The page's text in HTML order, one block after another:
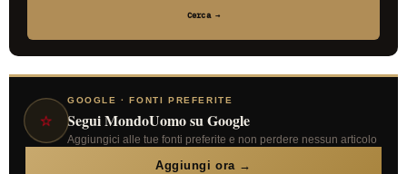
Cerca →
⭐
GOOGLE · FONTI PREFERITE
Segui MondoUomo su Google
Aggiungici alle tue fonti preferite e non perdere nessun articolo
Aggiungi ora →